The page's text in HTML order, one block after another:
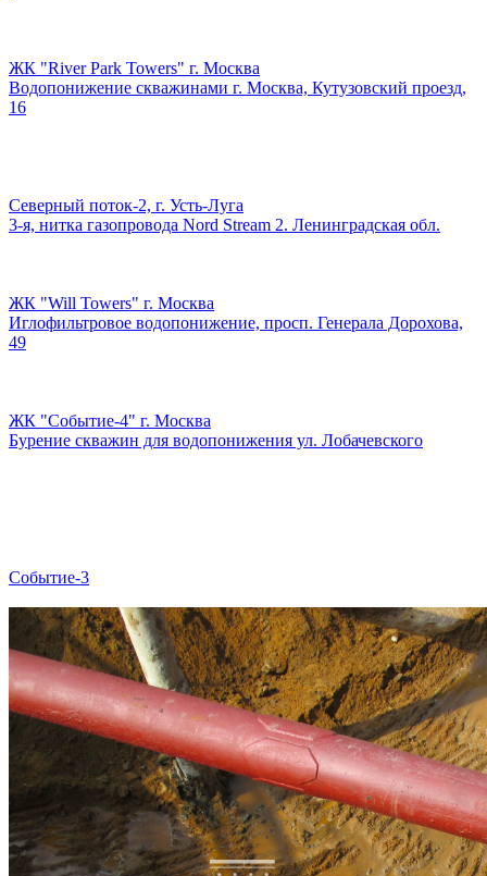
ЖК "River Park Towers" г. Москва
Водопонижение скважинами г. Москва, Кутузовский проезд,
16
Северный поток-2, г. Усть-Луга
3-я, нитка газопровода Nord Stream 2. Ленинградская обл.
ЖК "Will Towers" г. Москва
Иглофильтровое водопонижение, просп. Генерала Дорохова,
49
ЖК "Событие-4" г. Москва
Бурение скважин для водопонижения ул. Лобачевского
Событие-3